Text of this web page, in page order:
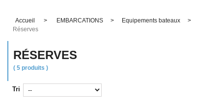
Accueil > EMBARCATIONS > Equipements bateaux
>
Réserves
RÉSERVES
( 5 produits )
Tri